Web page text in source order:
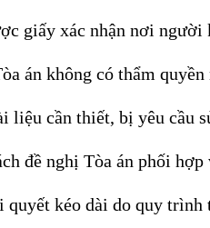
giấy xác nhận nơi người
án không có thẩm
liệu cần thiết, bị yêu cầu
đề nghị Tòa án phối
kéo dài do quy trình